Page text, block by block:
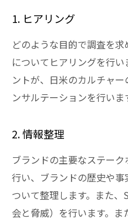
1. ヒアリング
どのような目的で調査を
についてヒアリングを行
ントが、日米のカルチャ
ンサルテーションを行いま
2. 情報整理
ブランドの主要なステー
行い、ブランドの歴史や
ついて整理します。また
会と脅威）を行います。